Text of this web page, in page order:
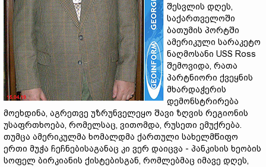
შესვლის დღეს,
საქართველოში
ბათუმის პორტში
ამერიკული სარაკეტო
ნაღმოსანი USS Ross
შემოვიდა, რათა
პარტნიორი ქვეყნის
მხარდაჭერის
დემონსტრირება
მოეხდინა, აგრეთვე უზრუნველეყო შავი ზღვის რეგიონის
უსაფრთხოება, რომელსაც, ვითომდა, რუსეთი ემუქრება.
თუმცა ამერიკულმა ხომალდმა ქართული სახელმწიფო
ერთი მუჭა ჩეჩნებისაგანაც კი ვერ დაიცვა - პანკისის ხეობის
სოფელ ბირკიანის ქისტებისგან, რომლებმაც იმავე დღეს,